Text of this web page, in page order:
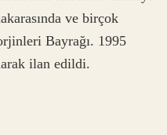
ve birçok
Bayrağı. 1995
ilan edildi.